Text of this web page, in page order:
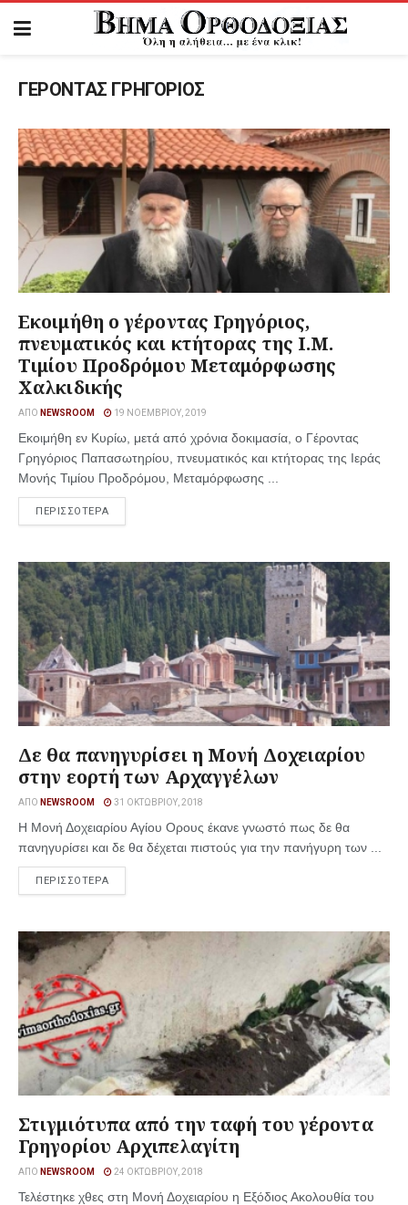
ΓΕΡΟΝΤΑΣ ΓΡΗΓΟΡΙΟΣ
Εκοιμήθη ο γέροντας Γρηγόριος,
πνευματικός και κτήτορας της Ι.Μ.
Τιμίου Προδρόμου Μεταμόρφωσης
Χαλκιδικής
ΑΠΌ NEWSROOM 19 ΝΟΕΜΒΡΊΟΥ, 2019
Εκοιμήθη εν Κυρίω, μετά από χρόνια δοκιμασία, ο Γέροντας
Γρηγόριος Παπασωτηρίου, πνευματικός και κτήτορας της Ιεράς
Μονής Τιμίου Προδρόμου, Μεταμόρφωσης ...
ΠΕΡΙΣΣΟΤΕΡΑ
Δε θα πανηγυρίσει η Μονή Δοχειαρίου
στην εορτή των Αρχαγγέλων
ΑΠΌ NEWSROOM 31 ΟΚΤΩΒΡΊΟΥ, 2018
Η Μονή Δοχειαρίου Αγίου Ορους έκανε γνωστό πως δε θα
πανηγυρίσει και δε θα δέχεται πιστούς για την πανήγυρη των ...
ΠΕΡΙΣΣΟΤΕΡΑ
Στιγμιότυπα από την ταφή του γέροντα
Γρηγορίου Αρχιπελαγίτη
ΑΠΌ NEWSROOM 24 ΟΚΤΩΒΡΊΟΥ, 2018
Τελέστηκε χθες στη Μονή Δοχειαρίου η Εξόδιος Ακολουθία του